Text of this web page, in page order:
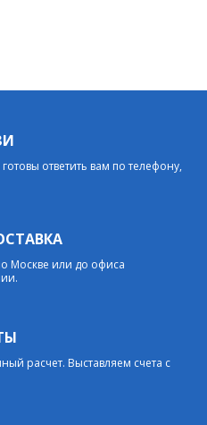
ответить вам по телефону,
Москве или до офиса
расчет. Выставляем счета с